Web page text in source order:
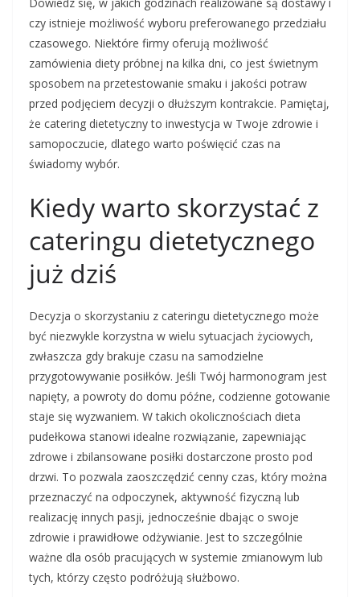
czy istnieje możliwość wyboru preferowanego przedziału
czasowego. Niektóre firmy oferują możliwość
zamówienia diety próbnej na kilka dni, co jest świetnym
sposobem na przetestowanie smaku i jakości potraw
przed podjęciem decyzji o dłuższym kontrakcie. Pamiętaj,
że catering dietetyczny to inwestycja w Twoje zdrowie i
samopoczucie, dlatego warto poświęcić czas na
świadomy wybór.
Kiedy warto skorzystać z
cateringu dietetycznego
już dziś
Decyzja o skorzystaniu z cateringu dietetycznego może
być niezwykle korzystna w wielu sytuacjach życiowych,
zwłaszcza gdy brakuje czasu na samodzielne
przygotowywanie posiłków. Jeśli Twój harmonogram jest
napięty, a powroty do domu późne, codzienne gotowanie
staje się wyzwaniem. W takich okolicznościach dieta
pudełkowa stanowi idealne rozwiązanie, zapewniając
zdrowe i zbilansowane posiłki dostarczone prosto pod
drzwi. To pozwala zaoszczędzić cenny czas, który można
przeznaczyć na odpoczynek, aktywność fizyczną lub
realizację innych pasji, jednocześnie dbając o swoje
zdrowie i prawidłowe odżywianie. Jest to szczególnie
ważne dla osób pracujących w systemie zmianowym lub
tych, którzy często podróżują służbowo.